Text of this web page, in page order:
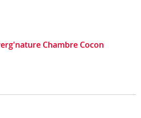
Chambre Cocon